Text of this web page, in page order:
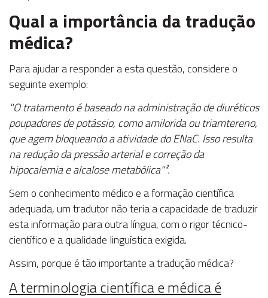
Qual a importância da tradução
médica?
Para ajudar a responder a esta questão, considere o
seguinte exemplo:
"O tratamento é baseado na administração de diuréticos
poupadores de potássio, como amilorida ou triamtereno,
que agem bloqueando a atividade do ENaC. Isso resulta
na redução da pressão arterial e correção da
hipocalemia e alcalose metabólica"².
Sem o conhecimento médico e a formação científica
adequada, um tradutor não teria a capacidade de traduzir
esta informação para outra língua, com o rigor técnico-
científico e a qualidade linguística exigida.
Assim, porque é tão importante a tradução médica?
A terminologia científica e médica é